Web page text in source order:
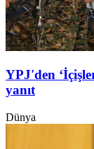
YPJ'den
yanıt
Dünya